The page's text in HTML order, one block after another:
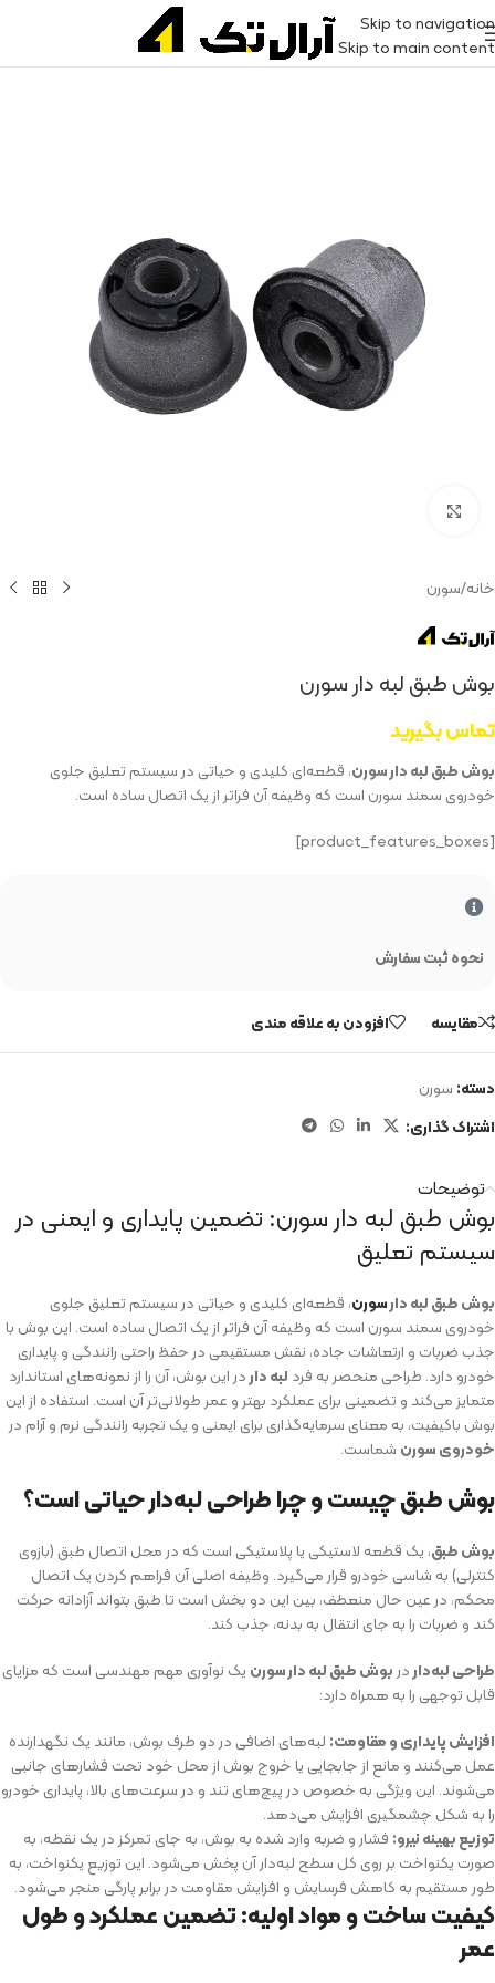
Skip to navigation
Skip to main content
خانه/سورن
بوش طبق لبه دار سورن
تماس بگیرید
بوش طبق لبه دار سورن، قطعه‌ای کلیدی و حیاتی در سیستم تعلیق جلوی
خودروی سمند سورن است که وظیفه آن فراتر از یک اتصال ساده است.
[product_features_boxes]
نحوه ثبت سفارش
مقایسه افزودن به علاقه مندی
دسته: سورن
اشتراک گذاری:
توضیحات
بوش طبق لبه دار سورن: تضمین پایداری و ایمنی در
سیستم تعلیق
بوش طبق لبه دارسورن، قطعه‌ای کلیدی و حیاتی در سیستم تعلیق جلوی
خودروی سمند سورن است که وظیفه آن فراتر از یک اتصال ساده است. این بوش با
جذب ضربات و ارتعاشات جاده، نقش مستقیمی در حفظ راحتی رانندگی و پایداری
خودرو دارد. طراحی منحصر به فرد لبه داردر این بوش، آن را از نمونه‌های استاندارد
متمایز می‌کند و تضمینی برای عملکرد بهتر و عمر طولانی‌تر آن است. استفاده از این
بوش باکیفیت، به معنای سرمایه‌گذاری برای ایمنی و یک تجربه رانندگی نرم و آرام در
خودروی سورن شماست.
بوش طبق چیست و چرا طراحی لبه‌دار حیاتی است؟
بوش طبق، یک قطعه لاستیکی یا پلاستیکی است که در محل اتصال طبق (بازوی
کنترلی) به شاسی خودرو قرار می‌گیرد. وظیفه اصلی آن فراهم کردن یک اتصال
محکم، در عین حال منعطف، بین این دو بخش است تا طبق بتواند آزادانه حرکت
کند و ضربات را به جای انتقال به بدنه، جذب کند.
طراحی لبه‌داردربوش طبق لبه دار سورن یک نوآوری مهم مهندسی است که مزایای
قابل توجهی را به همراه دارد:
افزایش پایداری و مقاومت: لبه‌های اضافی در دو طرف بوش، مانند یک نگهدارنده
عمل می‌کنند و مانع از جابجایی یا خروج بوش از محل خود تحت فشارهای جانبی
می‌شوند. این ویژگی به خصوص در پیچ‌های تند و در سرعت‌های بالا، پایداری خودرو
را به شکل چشمگیری افزایش می‌دهد.
توزیع بهینه نیرو: فشار و ضربه وارد شده به بوش، به جای تمرکز در یک نقطه، به
صورت یکنواخت بر روی کل سطح لبه‌دار آن پخش می‌شود. این توزیع یکنواخت، به
طور مستقیم به کاهش فرسایش و افزایش مقاومت در برابر پارگی منجر می‌شود.
کیفیت ساخت و مواد اولیه: تضمین عملکرد و طول
عمر